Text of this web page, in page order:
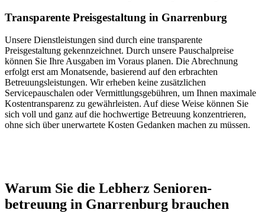
Transparente Preisgestaltung in Gnarrenburg
Unsere Dienstleistungen sind durch eine transparente
Preisgestaltung gekennzeichnet. Durch unsere Pauschalpreise
können Sie Ihre Ausgaben im Voraus planen. Die Abrechnung
erfolgt erst am Monatsende, basierend auf den erbrachten
Betreuungsleistungen. Wir erheben keine zusätzlichen
Servicepauschalen oder Vermittlungsgebühren, um Ihnen maximale
Kostentransparenz zu gewährleisten. Auf diese Weise können Sie
sich voll und ganz auf die hochwertige Betreuung konzentrieren,
ohne sich über unerwartete Kosten Gedanken machen zu müssen.
Warum Sie die Lebherz Senioren­
betreuung in Gnarrenburg brauchen